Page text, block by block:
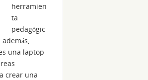
herramien
ta
pedagógic
una laptop
crear una